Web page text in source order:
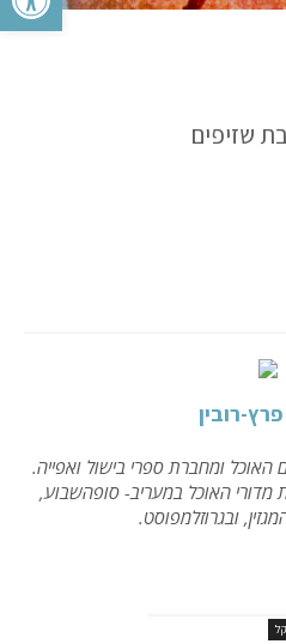
שזיפים
רובין
ומחברת ספרי בישול ואפייה.
האוכל במעריב- סופהשבוע,
ובגרוזלמפוסט.